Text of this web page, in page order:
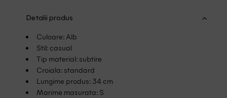
Detalii produs
Culoare: Alb
Stil: casual
Tip material: subtire
Croiala: standard
Lungime produs: 34 cm
Marime masurata: S